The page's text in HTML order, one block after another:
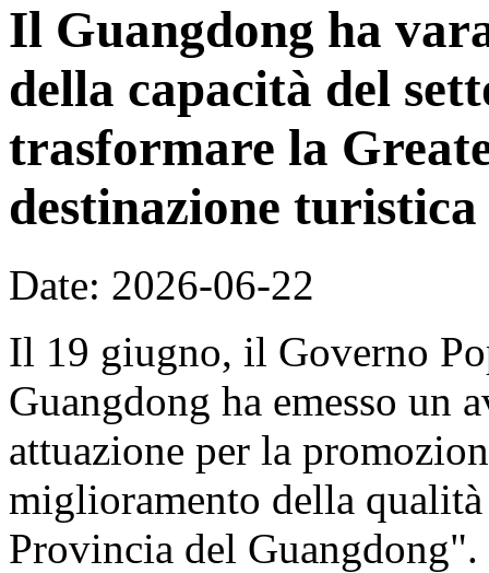
Il Guangdong ha
della capacità del
trasformare la
destinazione
Date: 2026-06-22
Il 19 giugno, il Governo
Guangdong ha emesso un
attuazione per la
miglioramento della
Provincia del Guangdong".